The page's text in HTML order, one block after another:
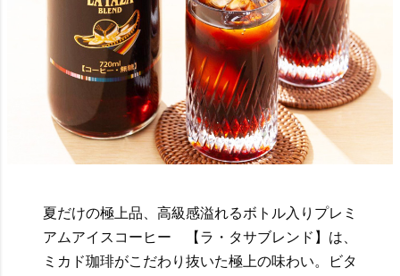
夏だけの極上品、高級感溢れるボトル入りプレミ
アムアイスコーヒー 【ラ・タサブレンド】は、
ミカド珈琲がこだわり抜いた極上の味わい。ビタ